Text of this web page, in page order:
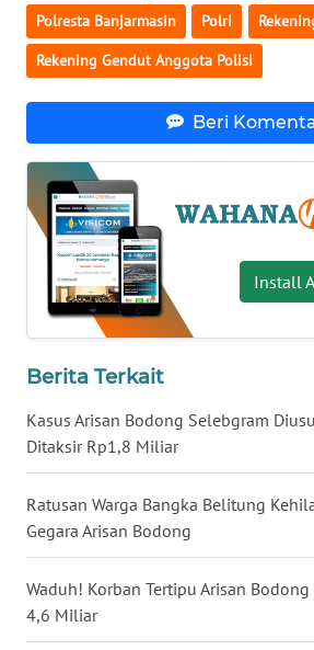
Polresta Banjarmasin Polri
Rekening Gendut Anggota Polisi
Beri
Install
Berita Terkait
Kasus Arisan Bodong Selebgram
Ditaksir Rp1,8 Miliar
Ratusan Warga Bangka Belitung
Gegara Arisan Bodong
Waduh! Korban Tertipu Arisan
4,6 Miliar
WN
PAPUA
WN
RIAU
WN
SERAMBI
WN
WN
SULTRA
WN